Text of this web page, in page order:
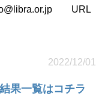
URL
2022/12/01
果一覧はコチラ